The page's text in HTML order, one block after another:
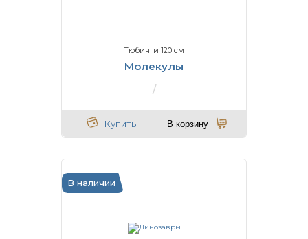
Тюбинги 120 см
Молекулы
Купить В корзину
В наличии